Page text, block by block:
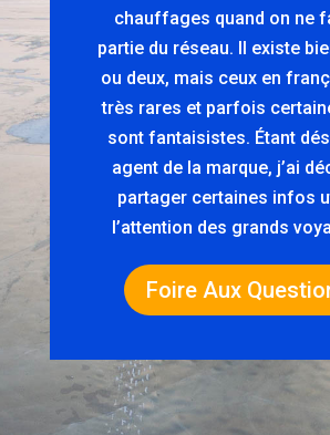
chauffages quand on ne
partie du réseau. Il existe
ou deux, mais ceux en
très rares et parfois
sont fantaisistes. Étant
agent de la marque, j’ai
partager certaines infos
l’attention des grands
Foire Aux